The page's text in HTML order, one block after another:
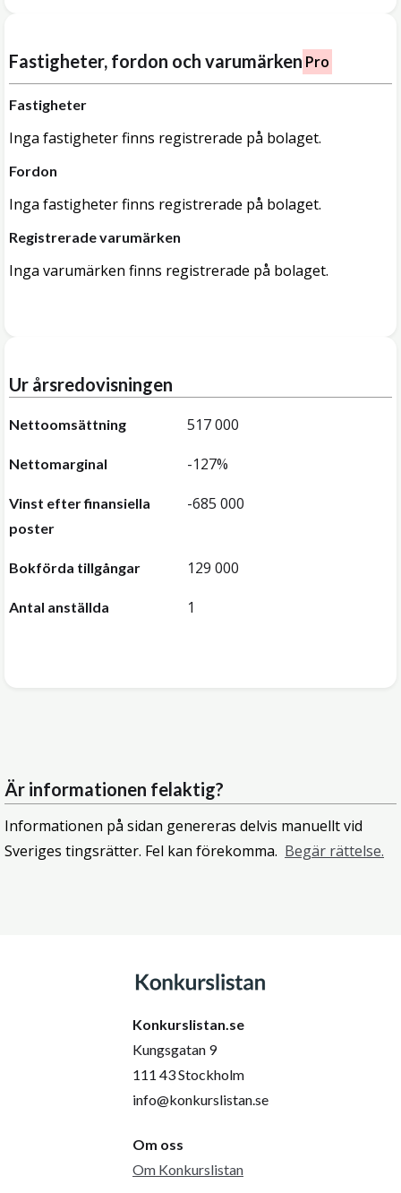
Fastigheter, fordon och varumärken Pro
Fastigheter
Inga fastigheter finns registrerade på bolaget.
Fordon
Inga fastigheter finns registrerade på bolaget.
Registrerade varumärken
Inga varumärken finns registrerade på bolaget.
Ur årsredovisningen
Nettoomsättning 517 000
Nettomarginal -127%
Vinst efter finansiella
poster
-685 000
Bokförda tillgångar 129 000
Antal anställda 1
Är informationen felaktig?
Informationen på sidan genereras delvis manuellt vid
Sveriges tingsrätter. Fel kan förekomma. Begär rättelse.
Konkurslistan.se
Kungsgatan 9
111 43 Stockholm
info@konkurslistan.se
Om oss
Om Konkurslistan